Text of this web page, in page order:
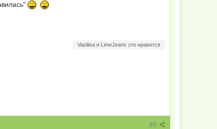
Vasilisa и LimeJeans это нравится
#3